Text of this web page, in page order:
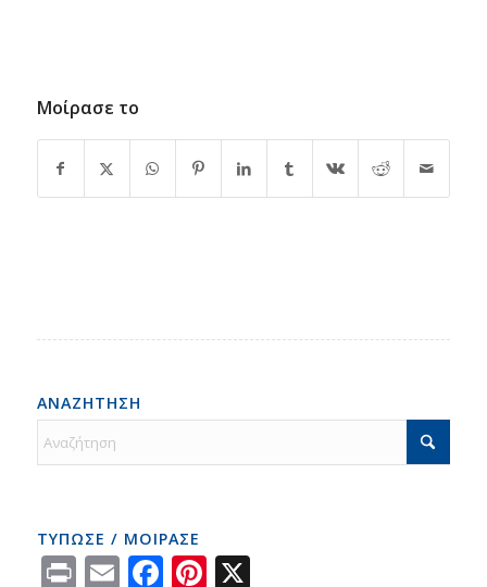
Μοίρασε το
ΑΝΑΖΗΤΗΣΗ
ΤΥΠΩΣΕ / ΜΟΙΡΑΣΕ
PrintEmailFacebook
Pinterest
X